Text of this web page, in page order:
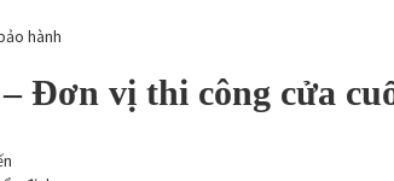
hành
Đơn vị thi công cửa